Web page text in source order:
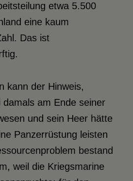
etwa 5.500
eine kaum
Das ist
kann der Hinweis,
damals am Ende seiner
und sein Heer hätte
Panzerrüstung leisten
bestand
weil die Kriegsmarine